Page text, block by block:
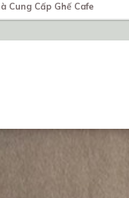
Cung Cấp Ghế Cafe